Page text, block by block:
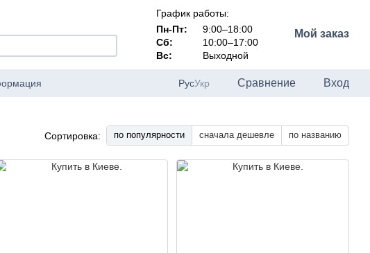
График работы:
Пн-Пт:
9:00–18:00
Сб:
10:00–17:00
Вс:
Выходной
Мой заказ
РусУкр Сравнение Вход
Сортировка: по популярности сначала дешевле по названию